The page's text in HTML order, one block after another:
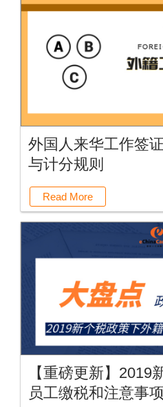
外国人来华工作签
与计分规则
Read More
【重磅更新】2019
员工缴税和注意事